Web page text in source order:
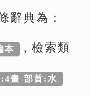
辭典為：
本 , 檢索類
畫 部首:水